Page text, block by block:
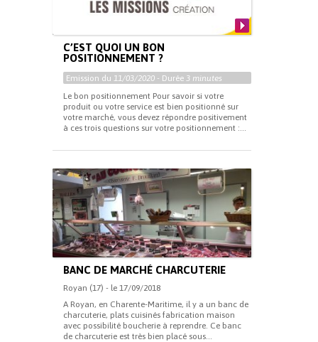
C’EST QUOI UN BON
POSITIONNEMENT ?
Emission du 11/03/2020 - Durée 3 minutes
Le bon positionnement Pour savoir si votre
produit ou votre service est bien positionné sur
votre marché, vous devez répondre positivement
à ces trois questions sur votre positionnement :...
BANC DE MARCHÉ CHARCUTERIE
Royan (17) - le 17/09/2018
A Royan, en Charente-Maritime, il y a un banc de
charcuterie, plats cuisinés fabrication maison
avec possibilité boucherie à reprendre. Ce banc
de charcuterie est très bien placé sous...